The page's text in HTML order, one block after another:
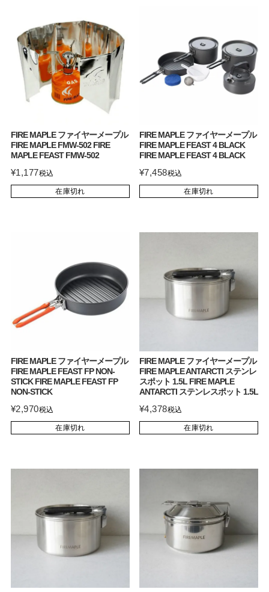
FIRE MAPLE ファイヤーメープル
FIRE MAPLE FMW-502 FIRE
MAPLE FEAST FMW-502
¥1,177税込
在庫切れ
FIRE MAPLE ファイヤーメープル
FIRE MAPLE FEAST 4 BLACK
FIRE MAPLE FEAST 4 BLACK
¥7,458税込
在庫切れ
FIRE MAPLE ファイヤーメープル
FIRE MAPLE FEAST FP NON-
STICK FIRE MAPLE FEAST FP
NON-STICK
¥2,970税込
在庫切れ
FIRE MAPLE ファイヤーメープル
FIRE MAPLE ANTARCTI ステンレ
スポット 1.5L FIRE MAPLE
ANTARCTI ステンレスポット 1.5L
¥4,378税込
在庫切れ